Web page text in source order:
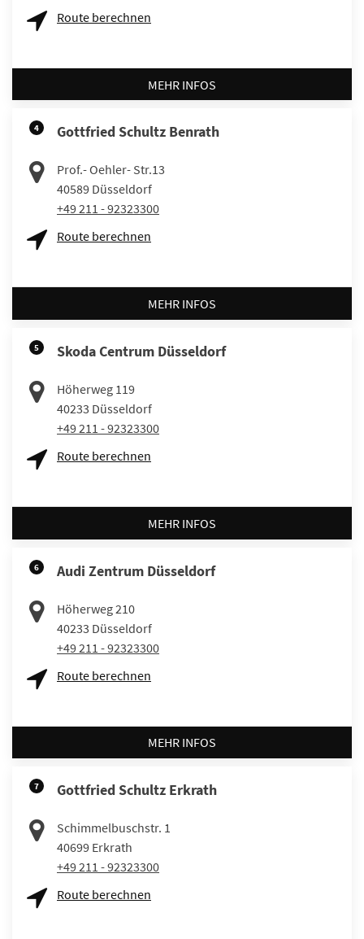
Route berechnen
MEHR INFOS
4 Gottfried Schultz Benrath
Prof.- Oehler- Str.13
40589 Düsseldorf
+49 211 - 92323300
Route berechnen
MEHR INFOS
5 Skoda Centrum Düsseldorf
Höherweg 119
40233 Düsseldorf
+49 211 - 92323300
Route berechnen
MEHR INFOS
6 Audi Zentrum Düsseldorf
Höherweg 210
40233 Düsseldorf
+49 211 - 92323300
Route berechnen
MEHR INFOS
7 Gottfried Schultz Erkrath
Schimmelbuschstr. 1
40699 Erkrath
+49 211 - 92323300
Route berechnen